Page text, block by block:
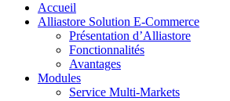
Accueil
Alliastore Solution E-Commerce
Présentation d’Alliastore
Fonctionnalités
Avantages
Modules
Service Multi-Markets